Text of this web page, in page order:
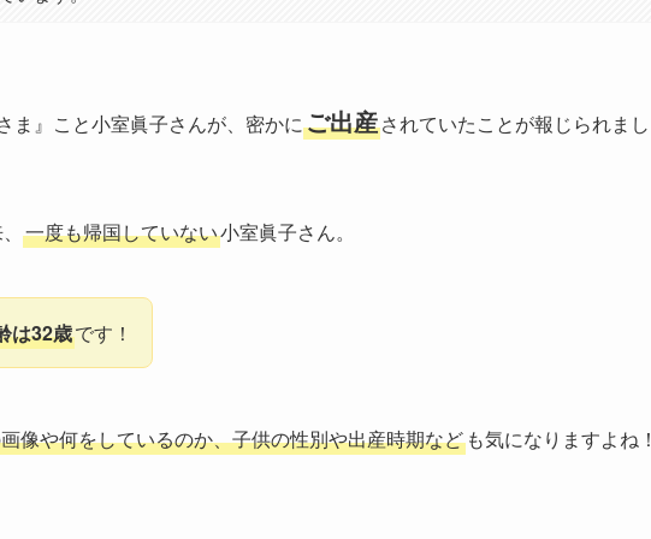
ま』こと小室眞子さんが、密かにご出産されていたことが報じられまし
一度も帰国していない小室眞子さん。
は32歳です！
像や何をしているのか、子供の性別や出産時期など も気になりますよね！